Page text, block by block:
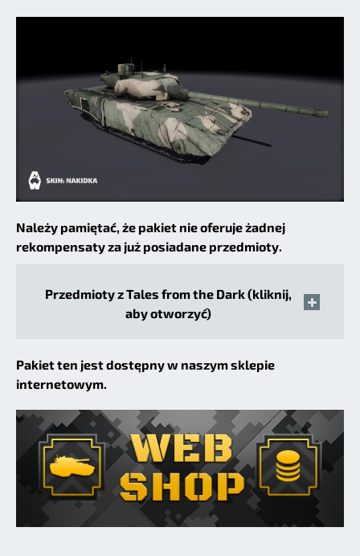
Należy pamiętać, że pakiet nie oferuje żadnej
rekompensaty za już posiadane przedmioty.
Przedmioty z Tales from the Dark (kliknij,
aby otworzyć)
Pakiet ten jest dostępny w naszym sklepie
internetowym.